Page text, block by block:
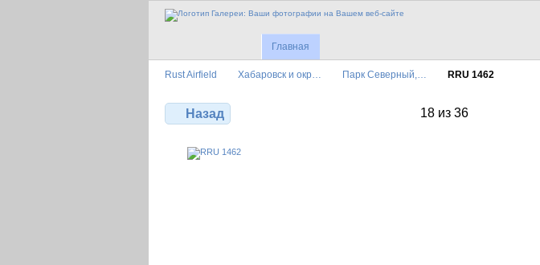
Главная
Rust Airfield Хабаровск и окр… Парк Северный,… RRU 1462
Назад 18 из 36